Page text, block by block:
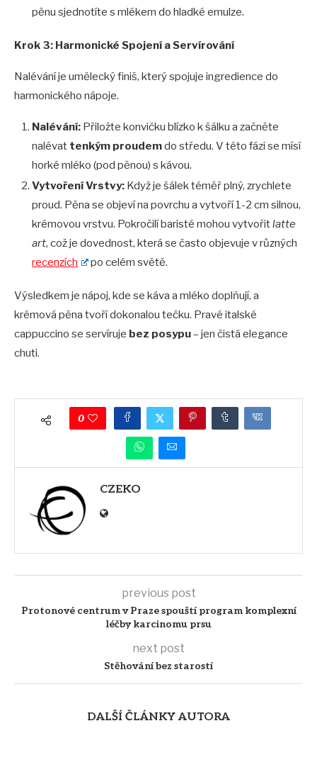
pěnu sjednotíte s mlékem do hladké emulze.
Krok 3: Harmonické Spojení a Servírování
Nalévání je umělecký finiš, který spojuje ingredience do
harmonického nápoje.
Nalévání: Přiložte konvičku blízko k šálku a začněte
nalévat tenkým proudemdo středu. V této fázi se mísí
horké mléko (pod pěnou) s kávou.
Vytvoření Vrstvy: Když je šálek téměř plný, zrychlete
proud. Pěna se objeví na povrchu a vytvoří 1-2 cm silnou,
krémovou vrstvu. Pokročilí baristé mohou vytvořitlatte
art, což je dovednost, která se často objevuje v různých
recenzích po celém světě.
Výsledkem je nápoj, kde se káva a mléko doplňují, a
krémová pěna tvoří dokonalou tečku. Pravé italské
cappuccino se servíruje bez posypu– jen čistá elegance
chuti.
0
CZEKO
previous post
Protonové centrum v Praze spouští program komplexní
léčby karcinomu prsu
next post
Stěhování bez starostí
DALŠÍ ČLÁNKY AUTORA